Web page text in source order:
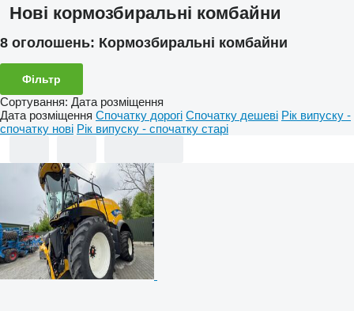
Нові кормозбиральні комбайни
8 оголошень: Кормозбиральні комбайни
Фільтр
Сортування: Дата розміщення
Дата розміщення Спочатку дорогі Спочатку дешеві Рік випуску -
спочатку нові Рік випуску - спочатку старі